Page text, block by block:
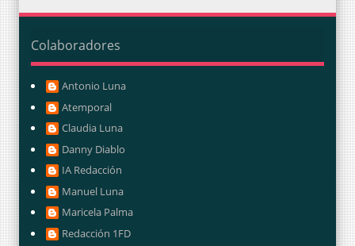
Colaboradores
Antonio Luna
Atemporal
Claudia Luna
Danny Diablo
IA Redacción
Manuel Luna
Maricela Palma
Redacción 1FD